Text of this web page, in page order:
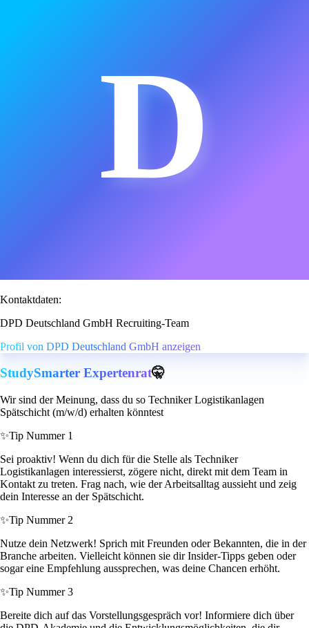
D
Kontaktdaten:
DPD Deutschland GmbH Recruiting-Team
Profil von DPD Deutschland GmbH anzeigen
StudySmarter Expertenrat🤫
Wir sind der Meinung, dass du so Techniker Logistikanlagen
Spätschicht (m/w/d) erhalten könntest
✨Tip Nummer 1
Sei proaktiv! Wenn du dich für die Stelle als Techniker
Logistikanlagen interessierst, zögere nicht, direkt mit dem Team in
Kontakt zu treten. Frag nach, wie der Arbeitsalltag aussieht und zeig
dein Interesse an der Spätschicht.
✨Tip Nummer 2
Nutze dein Netzwerk! Sprich mit Freunden oder Bekannten, die in der
Branche arbeiten. Vielleicht können sie dir Insider-Tipps geben oder
sogar eine Empfehlung aussprechen, was deine Chancen erhöht.
✨Tip Nummer 3
Bereite dich auf das Vorstellungsgespräch vor! Informiere dich über